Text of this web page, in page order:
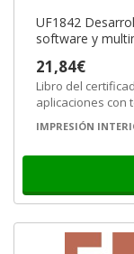
UF1842
software y
21,84€
Libro del
aplicaciones con
IMPRESIÓN